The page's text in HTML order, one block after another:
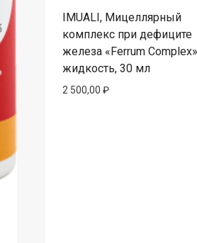
IMUALI, Мицеллярный
комплекс при дефиците
железа «Ferrum
жидкость, 30 мл
2 500,00 ₽